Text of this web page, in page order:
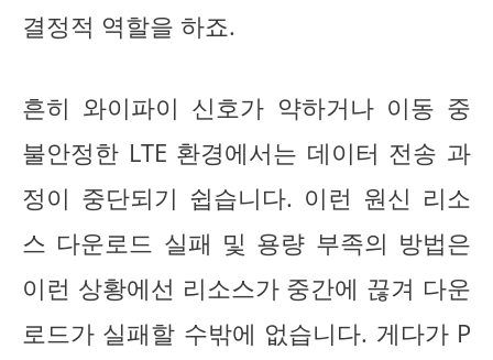
결정적 역할을 하죠.
흔히 와이파이 신호가 약하거나 이동 중
불안정한 LTE 환경에서는 데이터 전송 과
정이 중단되기 쉽습니다. 이런 원신 리소
스 다운로드 실패 및 용량 부족의 방법은
이런 상황에선 리소스가 중간에 끊겨 다운
로드가 실패할 수밖에 없습니다. 게다가 P